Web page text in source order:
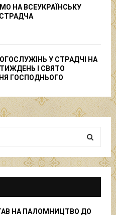
НА ВСЕУКРАЇНСЬКУ
У СТРАДЧІ НА
І СВЯТО
ГОСПОДНЬОГО
S
E
A
НА ПАЛОМНИЦТВО ДО